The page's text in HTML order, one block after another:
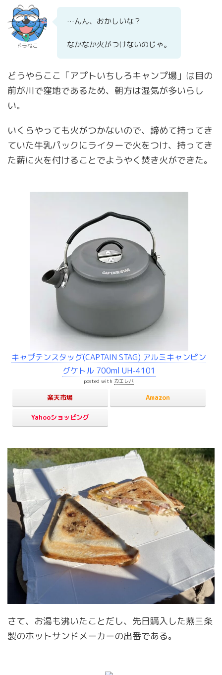
ドラねこ
…んん、おかしいな？
なかなか火がつけないのじゃ。
どうやらここ「アプトいちしろキャンプ場」は目の
前が川で窪地であるため、朝方は湿気が多いらし
い。
いくらやっても火がつかないので、諦めて持ってき
ていた牛乳パックにライターで火をつけ、持ってき
た薪に火を付けることでようやく焚き火ができた。
キャプテンスタッグ(CAPTAIN STAG) アルミキャンピン
グケトル 700ml UH-4101
posted with カエレバ
楽天市場 Amazon
Yahooショッピング
さて、お湯も沸いたことだし、先日購入した燕三条
製のホットサンドメーカーの出番である。